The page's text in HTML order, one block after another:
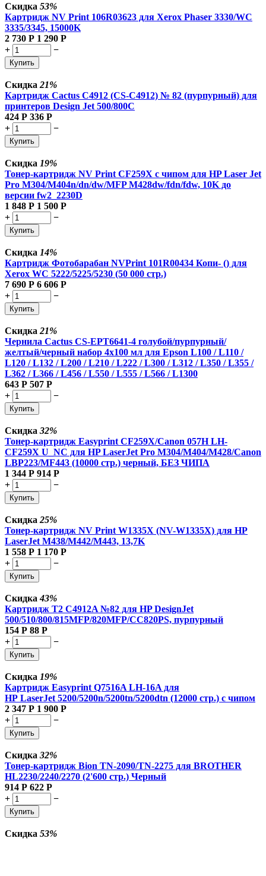
Скидка 53%
Картридж NV Print 106R03623 для Xerox Phaser 3330/WC
3335/3345, 15000K
2 730 Р 1 290 Р
+
−
Купить
Скидка 21%
Картридж Cactus C4912 (CS-C4912) № 82 (пурпурный) для
принтеров Design Jet 500/800C
424 Р 336 Р
+
−
Купить
Скидка 19%
Тонер-картридж NV Print CF259X с чипом для HP Laser Jet
Pro M304/M404n/dn/dw/MFP M428dw/fdn/fdw, 10K до
версии fw2_2230D
1 848 Р 1 500 Р
+
−
Купить
Скидка 14%
Картридж Фотобарабан NVPrint 101R00434 Копи- () для
Xerox WC 5222/5225/5230 (50 000 стр.)
7 690 Р 6 606 Р
+
−
Купить
Скидка 21%
Чернила Cactus CS-EPT6641-4 голубой/пурпурный/
желтый/черный набор 4x100 мл для Epson L100 / L110 /
L120 / L132 / L200 / L210 / L222 / L300 / L312 / L350 / L355 /
L362 / L366 / L456 / L550 / L555 / L566 / L1300
643 Р 507 Р
+
−
Купить
Скидка 32%
Тонер-картридж Easyprint CF259X/Canon 057H LH-
CF259X U_NC для HP LaserJet Pro M304/M404/M428/Canon
LBP223/MF443 (10000 стр.) черный, БЕЗ ЧИПА
1 344 Р 914 Р
+
−
Купить
Скидка 25%
Тонер-картридж NV Print W1335X (NV-W1335X) для HP
LaserJet M438/M442/M443, 13,7K
1 558 Р 1 170 Р
+
−
Купить
Скидка43%
Картридж T2 C4912A №82 для HP DesignJet
500/510/800/815MFP/820MFP/CC820PS, пурпурный
154 Р 88 Р
+
−
Купить
Скидка 19%
Картридж Easyprint Q7516A LH-16A для
HP LaserJet 5200/5200n/5200tn/5200dtn (12000 стр.) с чипом
2 347 Р 1 900 Р
+
−
Купить
Скидка 32%
Тонер-картридж Bion TN-2090/TN-2275 для BROTHER
HL2230/2240/2270 (2'600 стр.) Черный
914 Р 622 Р
+
−
Купить
Скидка 53%